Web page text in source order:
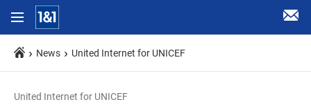
News United Internet for UNICEF
United Internet for UNICEF